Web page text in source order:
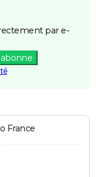
par e-
France